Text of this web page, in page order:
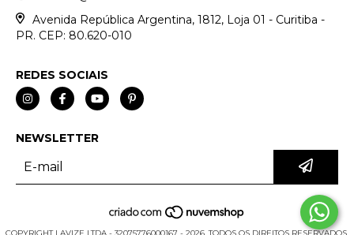
Avenida República Argentina, 1812, Loja 01 - Curitiba -
PR. CEP: 80.620-010
REDES SOCIAIS
NEWSLETTER